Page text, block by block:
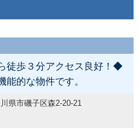
徒歩３分アクセス良好！◆
能的な物件です。
県市磯子区森2-20-21